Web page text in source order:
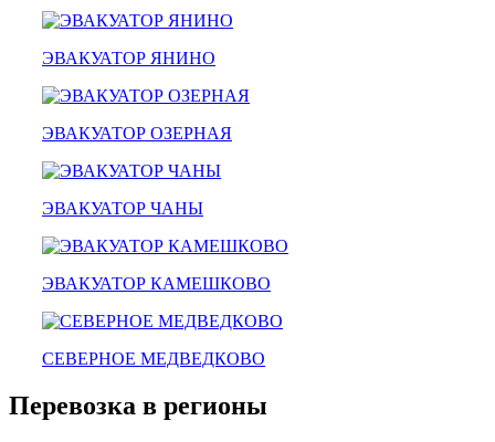
эвакуатор буксировка
эвакуатор павловский посад
мотоэвакуатор
зарайск
рублевское шоссе
красноармейск
выхино
эвакуатор прицепов
ЭВАКУАТОР ЯНИНО
ЭВАКУАТОР ОЗЕРНАЯ
ЭВАКУАТОР ЧАНЫ
ЭВАКУАТОР КАМЕШКОВО
СЕВЕРНОЕ МЕДВЕДКОВО
Перевозка в регионы